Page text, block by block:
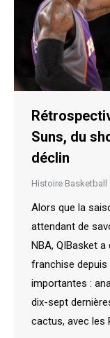
Suns, du
déclin
Histoire Basketball
Alors que la
attendant de
NBA, QIBasket
franchise depuis
importantes :
dix-sept
cactus, avec les